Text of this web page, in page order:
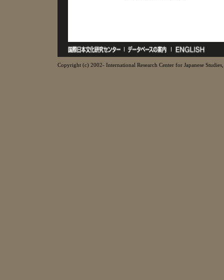
Copyright (c) 2002- International Research Center for Japanese